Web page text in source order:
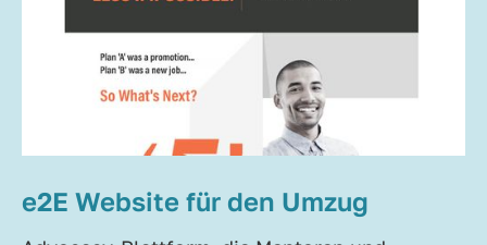
e2E Website für den Umzug